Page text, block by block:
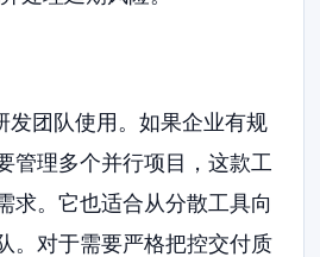
发团队使用。如果企业有规
管理多个并行项目，这款工
求。它也适合从分散工具向
。对于需要严格把控交付质